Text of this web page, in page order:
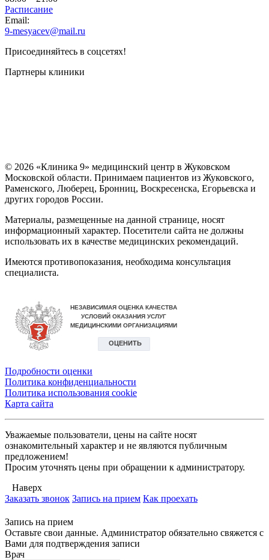
Расписание
Email:
9-mesyacev@mail.ru
Присоединяйтесь в соцсетях!
Партнеры клиники
© 2026 «Клиника 9» медицинский центр в Жуковском
Московской области. Принимаем пациентов из Жуковского,
Раменского, Люберец, Бронниц, Воскресенска, Егорьевска и
других городов России.
Материалы, размещенные на данной странице, носят
информационный характер. Посетители сайта не должны
использовать их в качестве медицинских рекомендаций.
Имеются противопоказания, необходима консультация
специалиста.
Подробности оценки
Политика конфиденциальности
Политика использования сookie
Карта сайта
Уважаемые пользователи, цены на сайте носят
ознакомительный характер и не являются публичным
предложением!
Просим уточнять цены при обращении к администратору.
Наверх
Заказать звонок Запись на прием Как проехать
Запись на прием
Оставьте свои данные. Администратор обязательно свяжется с
Вами для подтверждения записи
Врач